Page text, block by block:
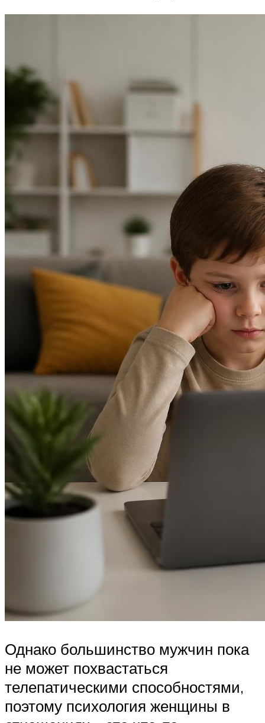
Однако большинство мужчин пока
не может похвастаться
телепатическими способностями,
поэтому психология женщины в